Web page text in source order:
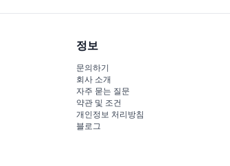
정보
문의하기
회사 소개
자주 묻는 질문
약관 및 조건
개인정보 처리방침
블로그